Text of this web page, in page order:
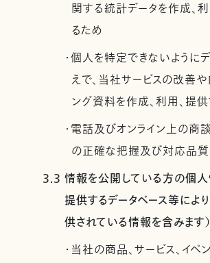
関する統計データを作成、
るため
・個人を特定できないように
えで、当社サービスの改善や
ング資料を作成、利用、提
・電話及びオンライン上の商
の正確な把握及び対応品
3.3 情報を公開している方の個
提供するデータベース等によ
供されている情報を含みます）
・当社の商品、サービス、イベ